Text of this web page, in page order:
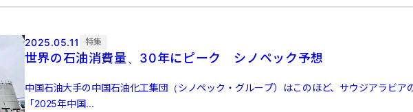
2025.05.11 特集
世界の石油消費量、30年にピーク シノペック予想
中国石油大手の中国石油化工集団（シノペック・グループ）はこのほど、サウジアラビア
「2025年中国...